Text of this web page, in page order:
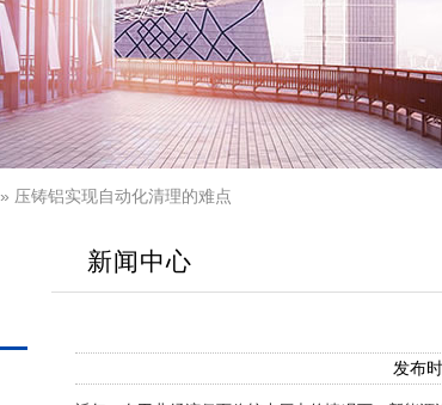
» 压铸铝实现自动化清理的难点
新闻中心
发布